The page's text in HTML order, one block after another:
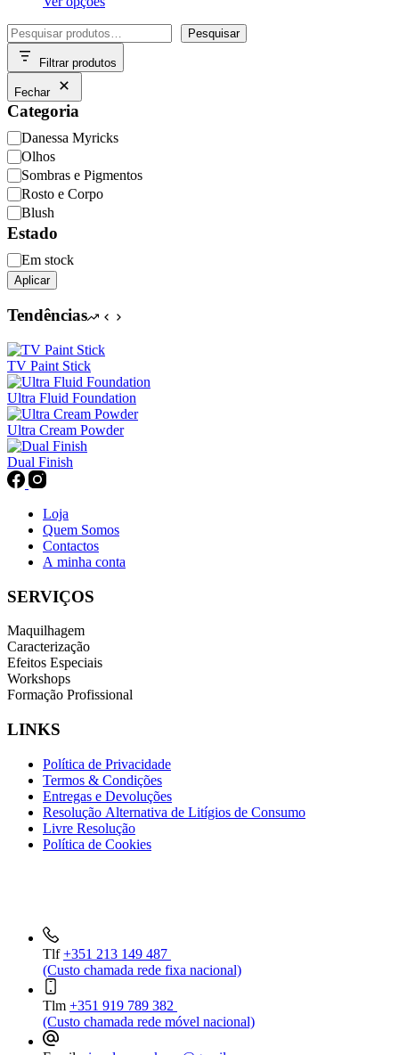
has
multiple
variants.
chosen
the
Pesquisar Pesquisar
Filtrar produtos
Fechar
Categoria
Categoria
Danessa Myricks
Olhos
Sombras e Pigmentos
Rosto e Corpo
Blush
Estado
Disponibilidade
Em stock
Aplicar
Tendências
TV Paint Stick
Ultra Fluid Foundation
Ultra Cream Powder
Dual Finish
Loja
Quem Somos
Contactos
A minha conta
SERVIÇOS
Maquilhagem
Caracterização
Efeitos Especiais
Workshops
Formação Profissional
LINKS
Política de Privacidade
Termos & Condições
Entregas e Devoluções
Resolução Alternativa de Litígios de Consumo
Livre Resolução
Política de Cookies
Tlf+351 213 149 487
(Custo chamada rede fixa nacional)
Tlm +351 919 789 382
(Custo chamada rede móvel nacional)